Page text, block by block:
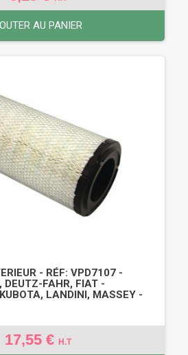
AU PANIER
- RÉF: VPD7107 -
DEUTZ-FAHR, FIAT -
LANDINI, MASSEY -
17,55 € H.T